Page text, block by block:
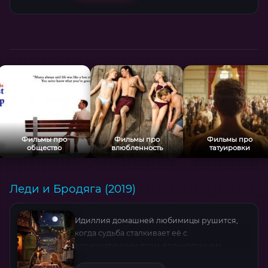
Фильмы про
общество
Фильмы про
влюбленность
Фильмы про
татуировки
Леди и Бродяга (2019)
Идиллия домашней любимицы рушится,
когда судьба сталкивает её с